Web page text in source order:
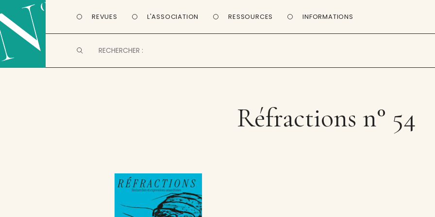
REVUES L'ASSOCIATION RESSOURCES INFORMATIONS
Réfractions n° 54